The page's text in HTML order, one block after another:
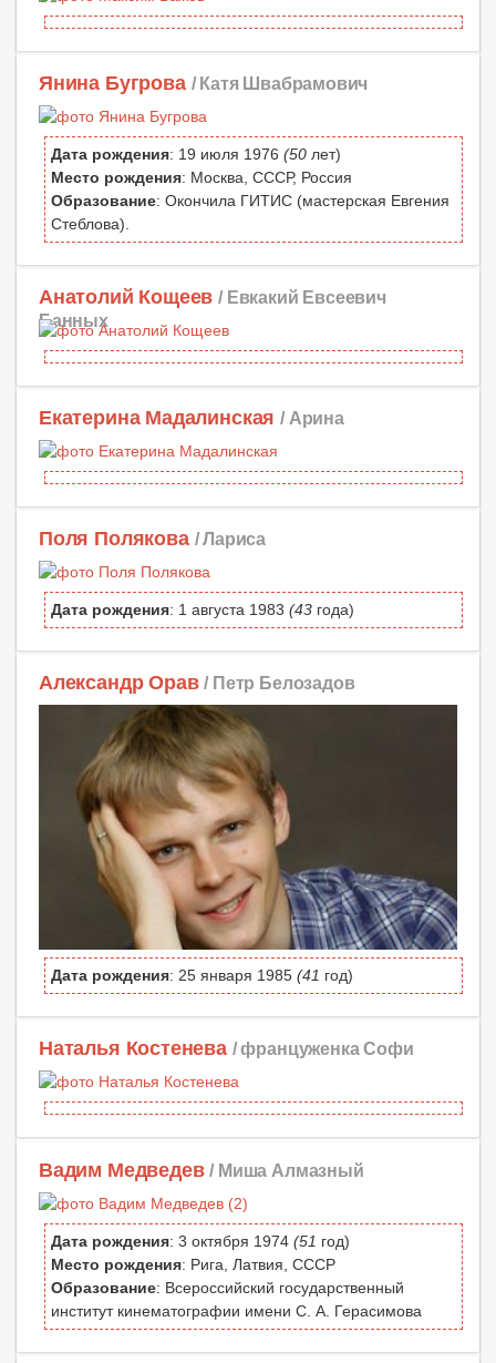
Янина Бугрова / Катя Швабрамович
Дата рождения: 19 июля 1976 (50 лет)
Место рождения: Москва, СССР, Россия
Образование: Окончила ГИТИС (мастерская Евгения
Стеблова).
Анатолий Кощеев / Евкакий Евсеевич
Банных
Екатерина Мадалинская / Арина
Поля Полякова / Лapиca
Дата рождения: 1 августа 1983 (43 года)
Александр Орав / Петр Белозадов
Дата рождения: 25 января 1985 (41 год)
Наталья Костенева / француженка Софи
Вадим Медведев / Миша Алмазный
Дата рождения: 3 октября 1974 (51 год)
Место рождения: Рига, Латвия, СССР
Образование: Всероссийский государственный
институт кинематографии имени С. А. Герасимова